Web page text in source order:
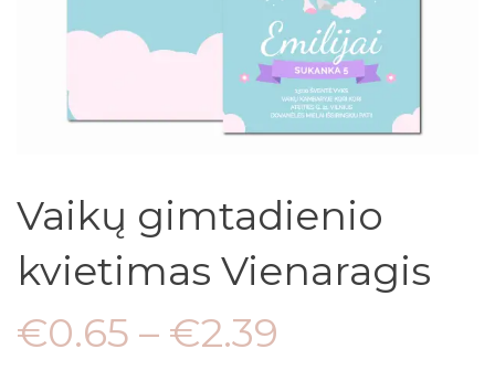
Vaikų gimtadienio
kvietimas Vienaragis
€0.65 – €2.39